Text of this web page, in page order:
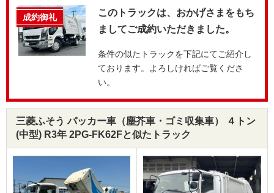
成約御礼
このトラックは、おかげさまをもち
ましてご成約いただきました。
条件の似たトラックを下記にてご紹介し
ております。よろしければご覧くださ
い。
三菱ふそう パッカー車（塵芥車・ゴミ収集車） ４トン
(中型) R3年 2PG-FK62Fと似たトラック